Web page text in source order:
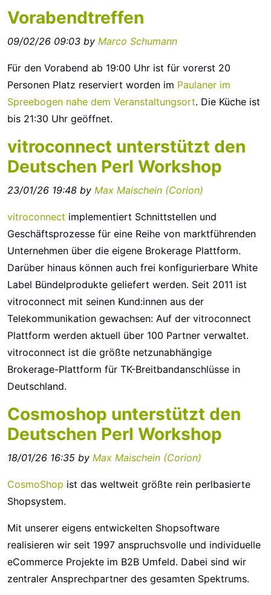
Vorabendtreffen
09/02/26 09:03 by Marco Schumann
Für den Vorabend ab 19:00 Uhr ist für vorerst 20
Personen Platz reserviert worden im Paulaner im
Spreebogen nahe dem Veranstaltungsort. Die Küche ist
bis 21:30 Uhr geöffnet.
vitroconnect unterstützt den
Deutschen Perl Workshop
23/01/26 19:48 by Max Maischein (‎Corion‎)
vitroconnect implementiert Schnittstellen und
Geschäftsprozesse für eine Reihe von marktführenden
Unternehmen über die eigene Brokerage Plattform.
Darüber hinaus können auch frei konfigurierbare White
Label Bündelprodukte geliefert werden. Seit 2011 ist
vitroconnect mit seinen Kund:innen aus der
Telekommunikation gewachsen:​ Auf der vitroconnect
Plattform werden aktuell über 100 Partner verwaltet.​
vitroconnect ist die größte netzunabhängige
Brokerage-Plattform​ für TK-Breitbandanschlüsse in
Deutschland.
Cosmoshop unterstützt den
Deutschen Perl Workshop
18/01/26 16:35 by Max Maischein (‎Corion‎)
CosmoShop ist das weltweit größte rein perlbasierte
Shopsystem.
Mit unserer eigens entwickelten Shopsoftware
realisieren wir seit 1997 anspruchsvolle und individuelle
eCommerce Projekte im B2B Umfeld. Dabei sind wir
zentraler Ansprechpartner des gesamten Spektrums.